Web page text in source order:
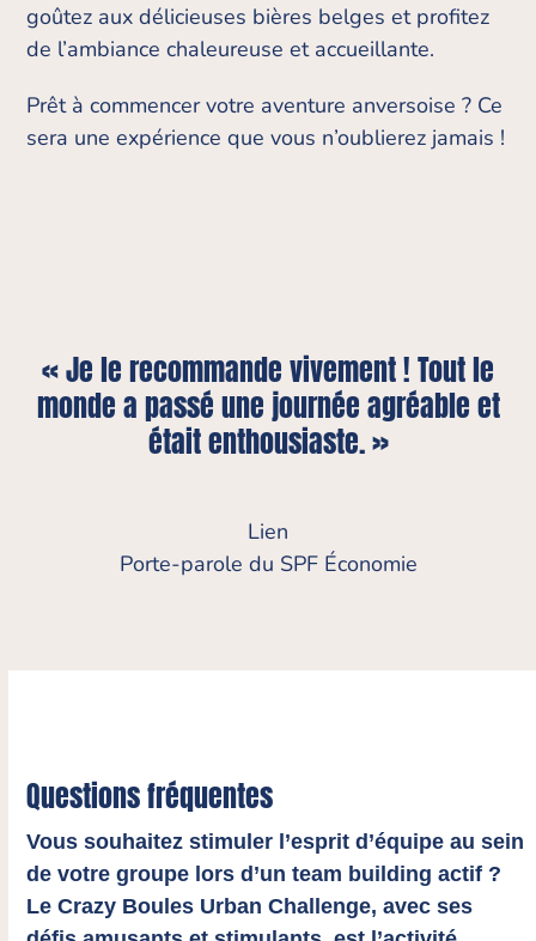
goûtez aux délicieuses bières belges et profitez
de l’ambiance chaleureuse et accueillante.
Prêt à commencer votre aventure anversoise ? Ce
sera une expérience que vous n’oublierez jamais !
« Je le recommande vivement ! Tout le
monde a passé une journée agréable et
était enthousiaste. »
Lien
Porte-parole du SPF Économie
Questions fréquentes
Vous souhaitez stimuler l’esprit d’équipe au sein
de votre groupe lors d’un team building actif ?
Le Crazy Boules Urban Challenge, avec ses